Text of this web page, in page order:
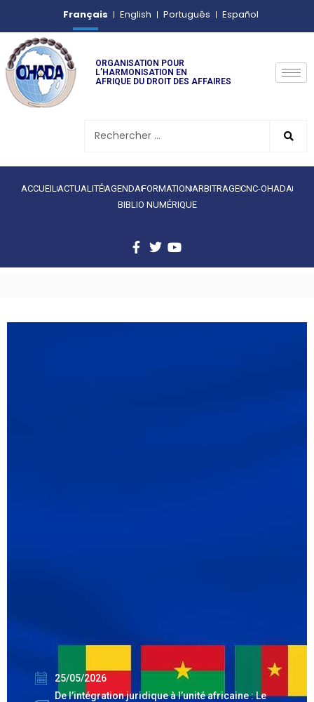
Français English Português Español
ORGANISATION POUR
L’HARMONISATION EN
AFRIQUE DU DROIT DES AFFAIRES
ACCUEIL ACTUALITÉAGENDAFORMATION ARBITRAGECNC-OHADA
BIBLIO NUMÉRIQUE
25/05/2026
De l’intégration juridique à l’unité africaine : Le